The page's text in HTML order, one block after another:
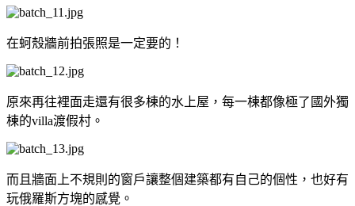
在蚵殼牆前拍張照是一定要的！
原來再往裡面走還有很多棟的水上屋，每一棟都像極了國外獨
棟的villa渡假村。
而且牆面上不規則的窗戶讓整個建築都有自己的個性，也好有
玩俄羅斯方塊的感覺。